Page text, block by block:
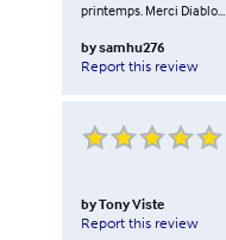
printemps. Merci Diablo...
bysamhu276
Report this review
byTony Viste
Report this review